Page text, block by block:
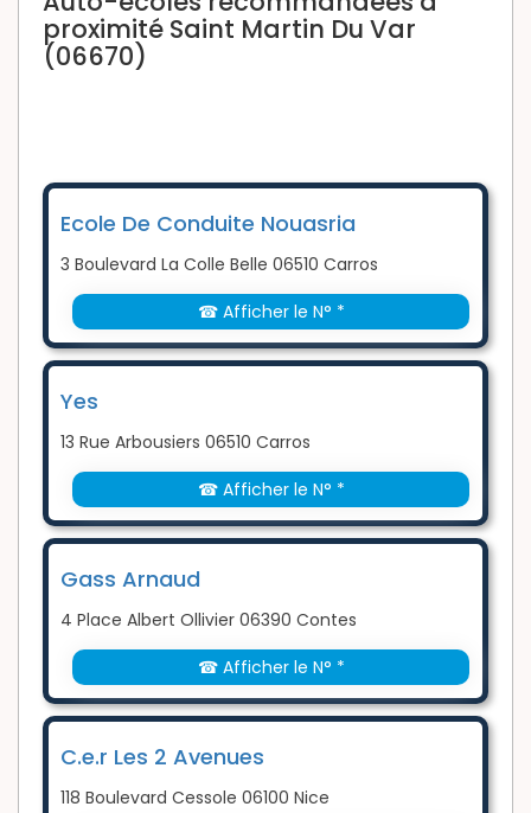
proximité Saint Martin Du Var
(06670)
Ecole De Conduite Nouasria
3 Boulevard La Colle Belle 06510 Carros
☎ Afficher le N° *
Yes
13 Rue Arbousiers 06510 Carros
☎ Afficher le N° *
Gass Arnaud
4 Place Albert Ollivier 06390 Contes
☎ Afficher le N° *
C.e.r Les 2 Avenues
118 Boulevard Cessole 06100 Nice